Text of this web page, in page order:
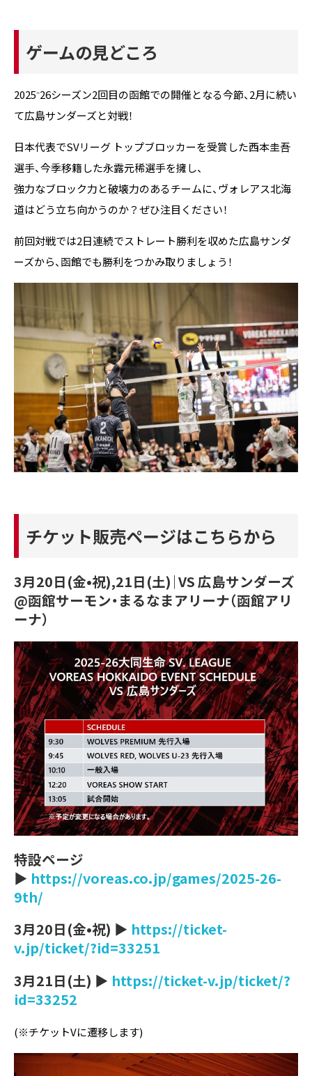
ゲームの見どころ
2025⁻26シーズン2回目の函館での開催となる今節、2月に続い
て広島サンダーズと対戦！
日本代表でSVリーグ トップブロッカーを受賞した西本圭吾
選手、今季移籍した永露元稀選手を擁し、
強力なブロック力と破壊力のあるチームに、ヴォレアス北海
道はどう立ち向かうのか？ぜひ注目ください！
前回対戦では2日連続でストレート勝利を収めた広島サンダ
ーズから、函館でも勝利をつかみ取りましょう！
チケット販売ページはこちらから
3月20日(金•祝),21日(土)｜VS 広島サンダーズ
@函館サーモン・まるなまアリーナ（函館アリ
ーナ）
特設ページ
▶ https://voreas.co.jp/games/2025-26-
9th/
3月20日(金•祝) ▶ https://ticket-
v.jp/ticket/?id=33251
3月21日(土) ▶ https://ticket-v.jp/ticket/?
id=33252
(※チケットVに遷移します)